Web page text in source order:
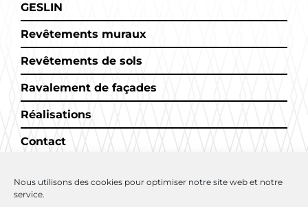
Nous utilisons des cookies pour optimiser notre site web et notre
service.
GESLIN
Revêtements muraux
Revêtements de sols
Ravalement de façades
Réalisations
Contact